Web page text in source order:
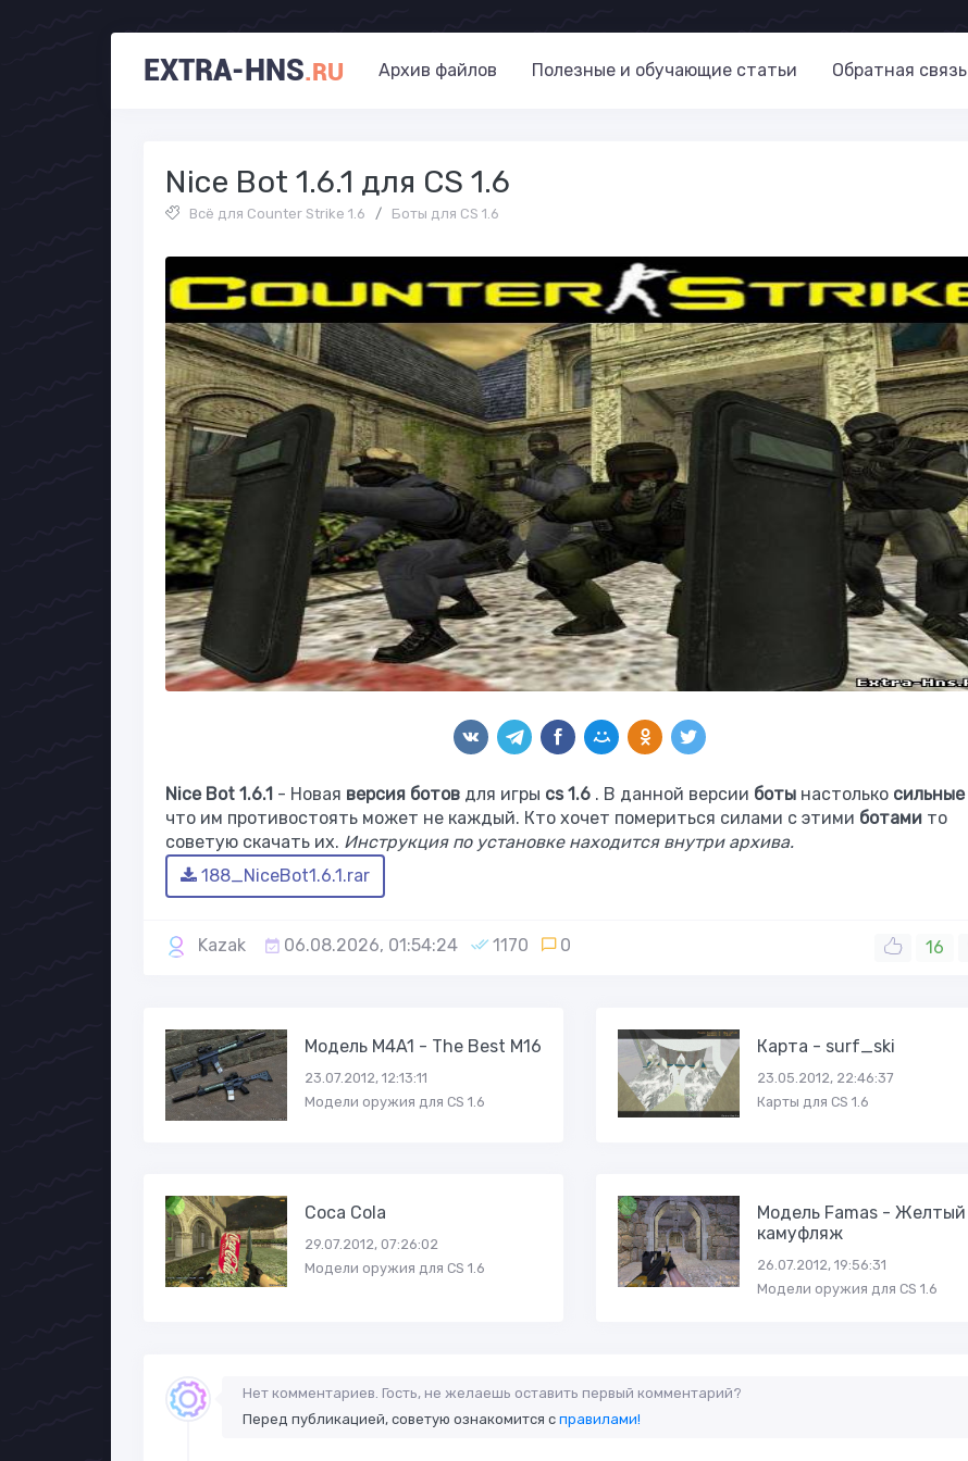
EXTRA-HNS.RU Архив файлов Полезные и обучающие статьи Обратная связь
Nice Bot 1.6.1 для CS 1.6
Всё для Counter Strike 1.6 / Боты для CS 1.6
Nice Bot 1.6.1 - Новая версия ботов для игры cs 1.6 . В данной версии боты настолько сильные
что им противостоять может не каждый. Кто хочет помериться силами с этими ботами то
советую скачать их. Инструкция по установке находится внутри архива.
188_NiceBot1.6.1.rar
Kazak 06.08.2026, 01:54:24 1170 0 16
Модель M4A1 - The Best M16
23.07.2012, 12:13:11
Модели оружия для CS 1.6
Карта - surf_ski
23.05.2012, 22:46:37
Карты для CS 1.6
Coca Cola
29.07.2012, 07:26:02
Модели оружия для CS 1.6
Модель Famas - Желтый
камуфляж
26.07.2012, 19:56:31
Модели оружия для CS 1.6
Нет комментариев. Гость, не желаешь оставить первый комментарий?
Перед публикацией, советую ознакомится справилами!